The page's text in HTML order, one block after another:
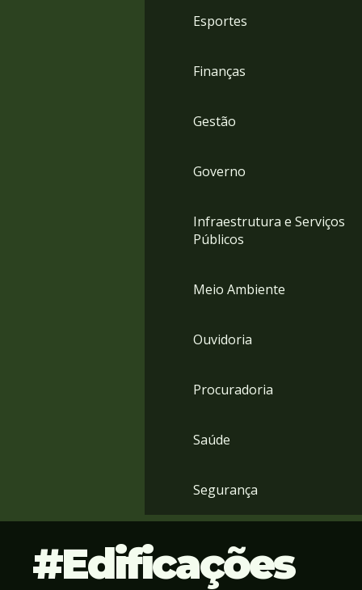
Esportes
Finanças
Gestão
Governo
Infraestrutura e Serviços
Públicos
Meio Ambiente
Ouvidoria
Procuradoria
Saúde
Segurança
Edificações